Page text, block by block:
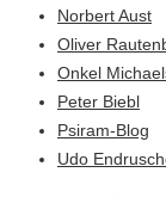
Norbert Aust
Oliver
Onkel
Peter Biebl
Psiram-Blog
Udo